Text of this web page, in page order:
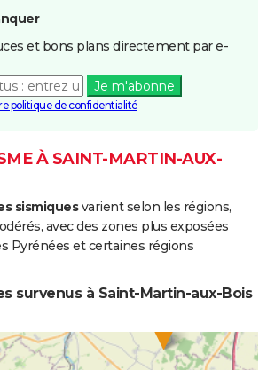
et bons plans directement par e-
Je m'abonne
politique de confidentialité
À SAINT-MARTIN-AUX-
sismiquesvarient selon les régions,
avec des zones plus exposées
Pyrénées et certaines régions
survenus à Saint-Martin-aux-Bois